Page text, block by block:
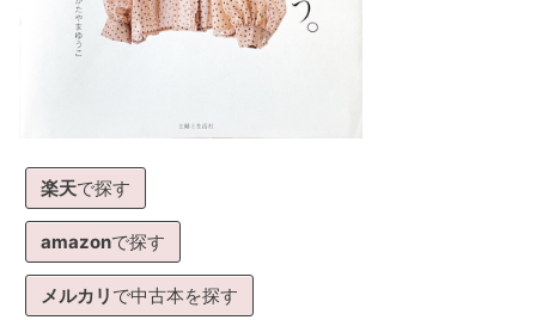
楽天で探す
amazonで探す
メルカリ で中古本を探す